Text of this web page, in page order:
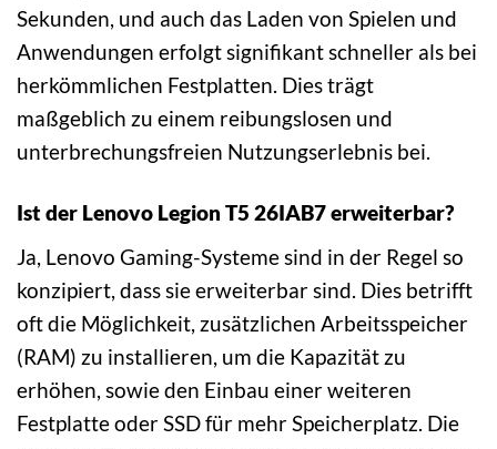
Sekunden, und auch das Laden von Spielen und
Anwendungen erfolgt signifikant schneller als bei
herkömmlichen Festplatten. Dies trägt
maßgeblich zu einem reibungslosen und
unterbrechungsfreien Nutzungserlebnis bei.
Ist der Lenovo Legion T5 26IAB7 erweiterbar?
Ja, Lenovo Gaming-Systeme sind in der Regel so
konzipiert, dass sie erweiterbar sind. Dies betrifft
oft die Möglichkeit, zusätzlichen Arbeitsspeicher
(RAM) zu installieren, um die Kapazität zu
erhöhen, sowie den Einbau einer weiteren
Festplatte oder SSD für mehr Speicherplatz. Die